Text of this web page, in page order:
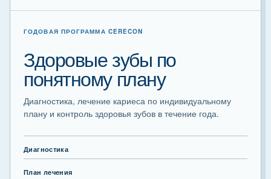
ГОДОВАЯ ПРОГРАММА CERECON
Здоровые зубы по
понятному плану
Диагностика, лечение кариеса по индивидуальному
плану и контроль здоровья зубов в течение года.
Диагностика
План лечения